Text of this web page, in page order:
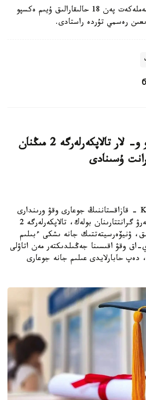
قازىرگى ۋاقىتتا 112 مەملەكەت پەن 18 حالىقارالىق ۇيىم ەكسپو
رەسمي تۇردە راستادى.
قازاقستاندىق ج و و- لار تالاپكەرلەرگە 2 مىڭنان
ۇسىنادى
استانا. KAZINFORM - قازاقستاننىڭ جوعارى وقۋ ورىندارى
مەملەكەتتىك ءبىلىم بەرۋ گرانتتارىنان بولەك، تالاپكەرلەرگە 2
ۋنيۆەرسيتەتتىك جانە ىشكى ءبىلىم
اق وقۋ اقىسىنا جەڭىلدىكتەر مەن اتاۋلى
دەپ حابارلايدى عىلىم جانە جوعارى